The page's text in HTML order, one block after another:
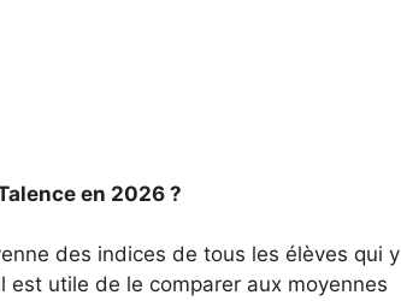
en 2026 ?
des indices de tous les élèves qui y
utile de le comparer aux moyennes